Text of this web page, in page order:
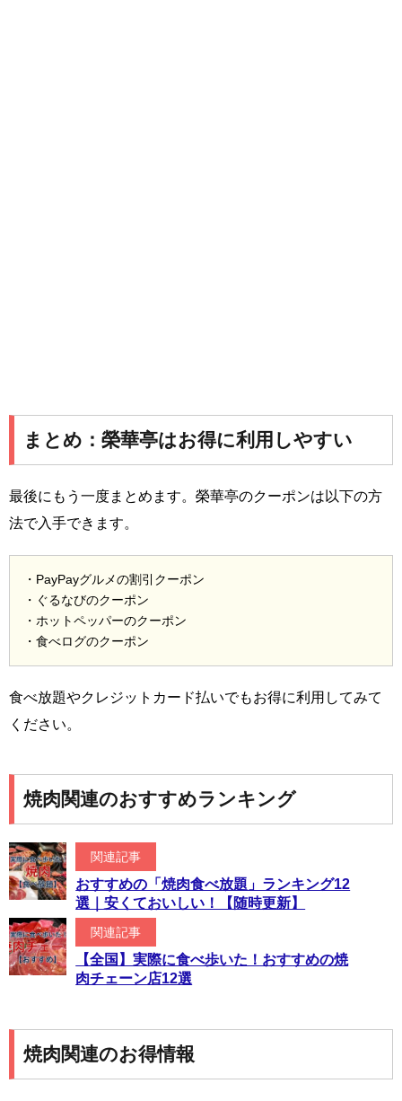
まとめ：榮華亭はお得に利用しやすい
最後にもう一度まとめます。榮華亭のクーポンは以下の方
法で入手できます。
・PayPayグルメの割引クーポン
・ぐるなびのクーポン
・ホットペッパーのクーポン
・食べログのクーポン
食べ放題やクレジットカード払いでもお得に利用してみて
ください。
焼肉関連のおすすめランキング
関連記事
おすすめの「焼肉食べ放題」ランキング12
選｜安くておいしい！【随時更新】
関連記事
【全国】実際に食べ歩いた！おすすめの焼
肉チェーン店12選
焼肉関連のお得情報